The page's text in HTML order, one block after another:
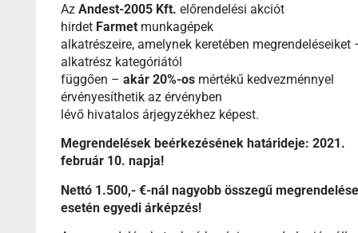
AzAndest-2005 Kft. előrendelési akciót
hirdet Farmet munkagépek
alkatrészeire, amelynek keretében megrendeléseiket
alkatrész kategóriától
függően –akár 20%-os mértékű kedvezménnyel
érvényesíthetik az érvényben
lévő hivatalos árjegyzékhez képest.
Megrendelések beérkezésének határideje: 2021.
február 10. napja!
Nettó 1.500,- €-nál nagyobb összegű
esetén egyedi árképzés!